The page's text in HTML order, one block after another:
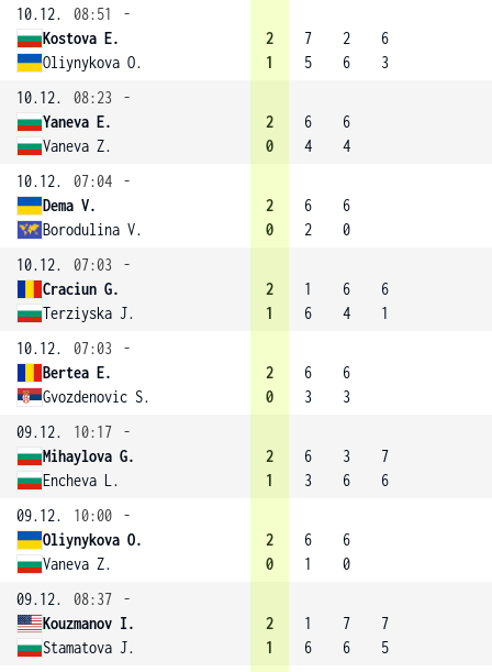
10.12.
08:51
-
Kostova E.
Oliynykova O.
2
1
7
5
2
6
6
3
10.12.
08:23
-
Yaneva E.
Vaneva Z.
2
0
6
4
6
4
10.12.
07:04
-
Dema V.
Borodulina V.
2
0
6
2
6
0
10.12.
07:03
-
Craciun G.
Terziyska J.
2
1
1
6
6
4
6
1
10.12.
07:03
-
Bertea E.
Gvozdenovic S.
2
0
6
3
6
3
09.12.
10:17
-
Mihaylova G.
Encheva L.
2
1
6
3
3
6
7
6
09.12.
10:00
-
Oliynykova O.
Vaneva Z.
2
0
6
1
6
0
09.12.
08:37
-
Kouzmanov I.
Stamatova J.
2
1
1
6
7
6
7
5